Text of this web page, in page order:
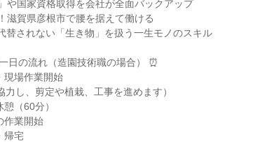
や国家資格取得を会社が全面バックアップ
滋賀県彦根市で腰を据えて働ける
替されない「生き物」を扱う一生モノのスキル
日の流れ（造園技術職の場合） ⏰
現場作業開始
力し、剪定や植栽、工事を進めます）
（60分）
作業開始
帰宅